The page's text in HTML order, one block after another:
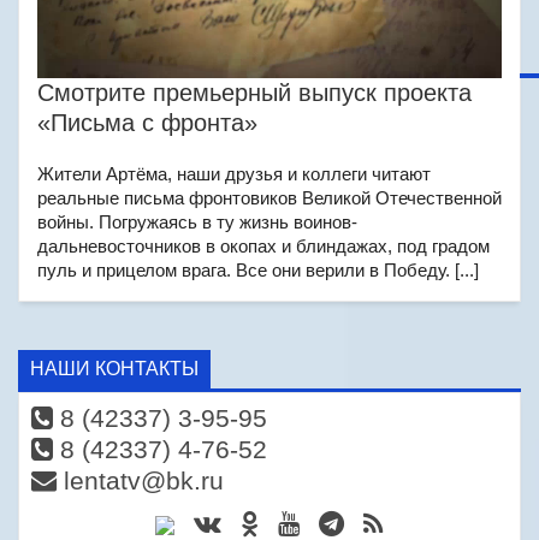
Смотрите премьерный выпуск проекта
«Письма с фронта»
Жители Артёма, наши друзья и коллеги читают
реальные письма фронтовиков Великой Отечественной
войны. Погружаясь в ту жизнь воинов-
дальневосточников в окопах и блиндажах, под градом
пуль и прицелом врага. Все они верили в Победу. [...]
НАШИ КОНТАКТЫ
8 (42337) 3-95-95
8 (42337) 4-76-52
lentatv@bk.ru